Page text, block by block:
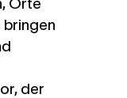
Orte
bringen
der